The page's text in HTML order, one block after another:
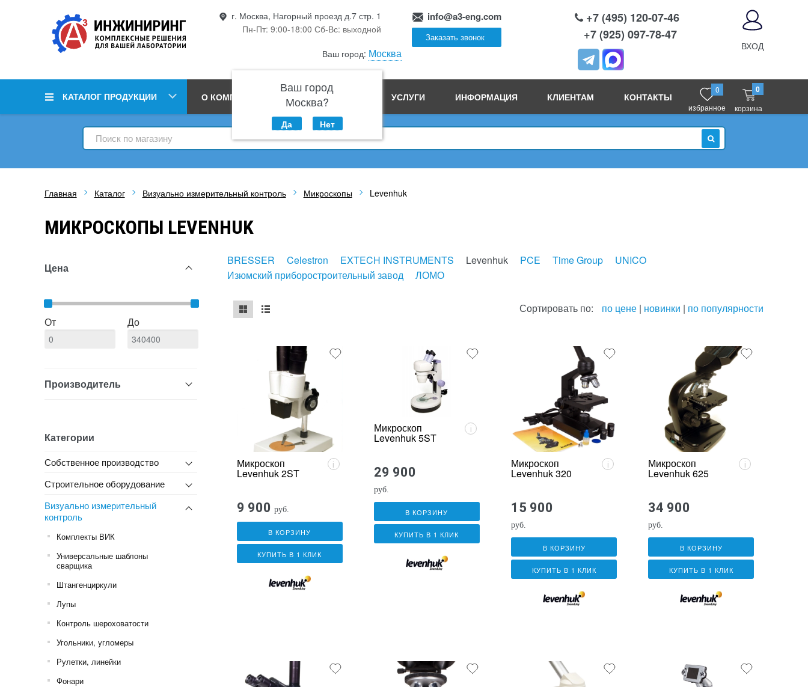
г. Москва, Нагорный проезд д.7 стр. 1
Пн-Пт: 9:00-18:00 Сб-Вс: выходной
Ваш город: Москва
Ваш город
Москва?
Да Нет
info@a3-eng.com
Заказать звонок
+7 (495) 120-07-46
+7 (925) 097-78-47
ВХОД
КАТАЛОГ ПРОДУКЦИИ О КОМПАНИИ ПРОИЗВОДСТВО УСЛУГИ ИНФОРМАЦИЯ КЛИЕНТАМ КОНТАКТЫ
0
избранное
0
корзина
ИСКАТЬ
Главная Каталог Визуально измерительный контроль Микроскопы Levenhuk
МИКРОСКОПЫ LEVENHUK
Цена
От До
Производитель
Категории
Собственное производство
Строительное оборудование
Визуально измерительный
контроль
Комплекты ВИК
Универсальные шаблоны
сварщика
Штангенциркули
Лупы
Контроль шероховатости
Угольники, угломеры
Рулетки, линейки
Фонари
BRESSER Celestron EXTECH INSTRUMENTS Levenhuk PCE Time Group
UNICO
Изюмский приборостроительный завод
ЛОМО
Сортировать по: по цене | новинки | по популярности
Микроскоп
Levenhuk 2ST
i
9 900 руб.
В КОРЗИНУ
КУПИТЬ В 1 КЛИК
Микроскоп
Levenhuk 5ST
i
29 900
руб.
В КОРЗИНУ
КУПИТЬ В 1 КЛИК
Микроскоп
Levenhuk 320
i
15 900
руб.
В КОРЗИНУ
КУПИТЬ В 1 КЛИК
Микроскоп
Levenhuk 625
i
34 900
руб.
В КОРЗИНУ
КУПИТЬ В 1 КЛИК